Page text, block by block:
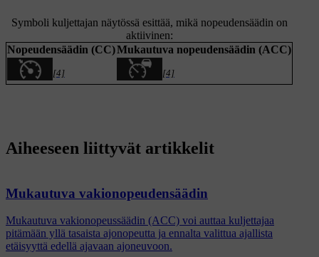
Symboli kuljettajan näytössä esittää, mikä nopeudensäädin on
aktiivinen:
Nopeudensäädin (CC)Mukautuva nopeudensäädin (ACC)
[4] [4]
Aiheeseen liittyvät artikkelit
Mukautuva vakionopeudensäädin
Mukautuva vakionopeussäädin (ACC) voi auttaa kuljettajaa
pitämään yllä tasaista ajonopeutta ja ennalta valittua ajallista
etäisyyttä edellä ajavaan ajoneuvoon.